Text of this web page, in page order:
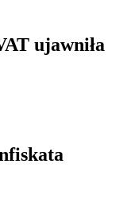
ujawniła